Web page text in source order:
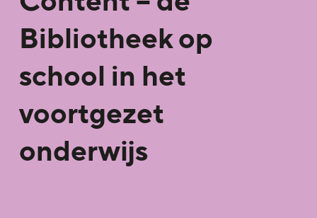
Bibliotheek op
school in het
voortgezet
onderwijs